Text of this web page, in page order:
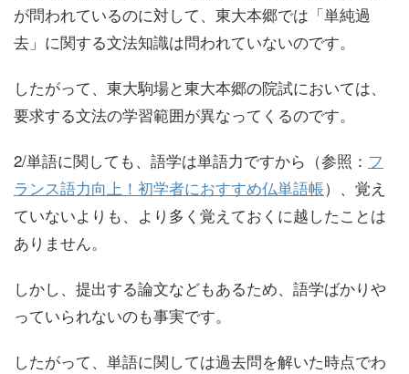
が問われているのに対して、東大本郷では「単純過
去」に関する文法知識は問われていないのです。
したがって、東大駒場と東大本郷の院試においては、
要求する文法の学習範囲が異なってくるのです。
2/単語に関しても、 語学は単語力ですから（参照： フ
ランス語力向上！初学者におすすめ仏単語帳）、覚え
ていないよりも、より多く覚えておくに越したことは
ありません。
しかし、提出する論文などもあるため、語学ばかりや
っていられないのも事実です。
したがって、単語に関しては過去問を解いた時点でわ